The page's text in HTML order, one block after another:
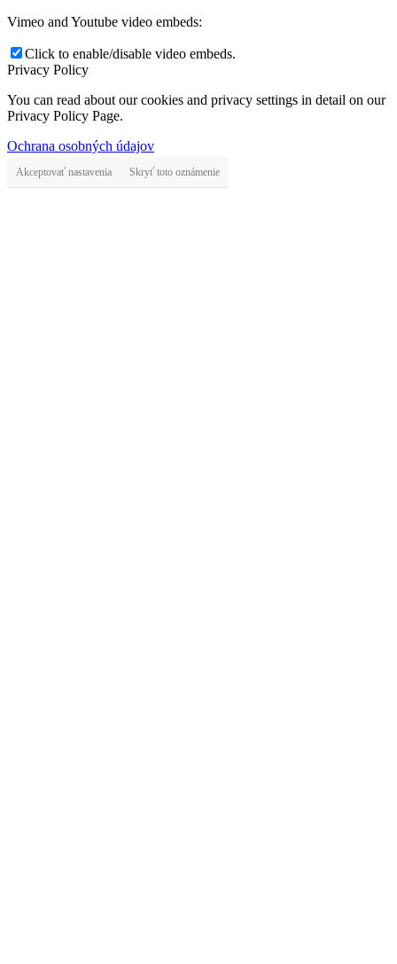
Vimeo and Youtube video embeds:
Click to enable/disable video embeds.
Privacy Policy
You can read about our cookies and privacy settings in detail on our
Privacy Policy Page.
Ochrana osobných údajov
Akceptovať nastavenia Skryť toto oznámenie